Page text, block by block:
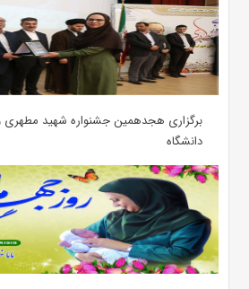
برگزاری هجدهمین جشنواره شهید مطهری و
دانشگاه